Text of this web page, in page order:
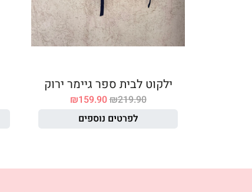
ילקוט לבית ספר גיימר ירוק
₪219.90
₪159.90
לפרטים נוספים